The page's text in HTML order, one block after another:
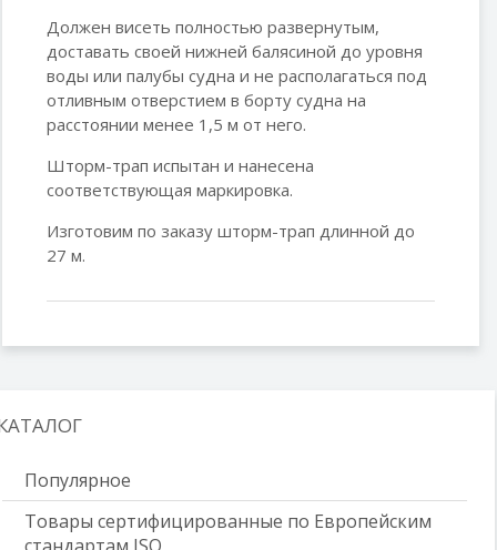
Должен висеть полностью развернутым,
доставать своей нижней балясиной до уровня
воды или палубы судна и не располагаться под
отливным отверстием в борту судна на
расстоянии менее 1,5 м от него.
Шторм-трап испытан и нанесена
соответствующая маркировка.
Изготовим по заказу шторм-трап длинной до
27 м.
Популярное
Товары сертифицированные по Европейским